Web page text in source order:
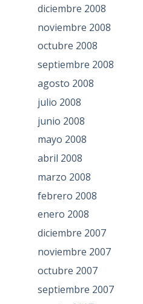
diciembre 2008
noviembre 2008
octubre 2008
septiembre 2008
agosto 2008
julio 2008
junio 2008
mayo 2008
abril 2008
marzo 2008
febrero 2008
enero 2008
diciembre 2007
noviembre 2007
octubre 2007
septiembre 2007